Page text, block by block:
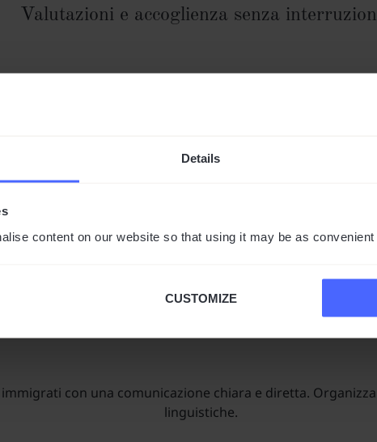
Details
content on our website so that using it may be as
CUSTOMIZE
Valutazioni e accoglienza senza
lingua. Semplifica i processi di accoglienza e garantisci
Sensibilizzazione della comunità
con una comunicazione chiara e diretta.
linguistiche.